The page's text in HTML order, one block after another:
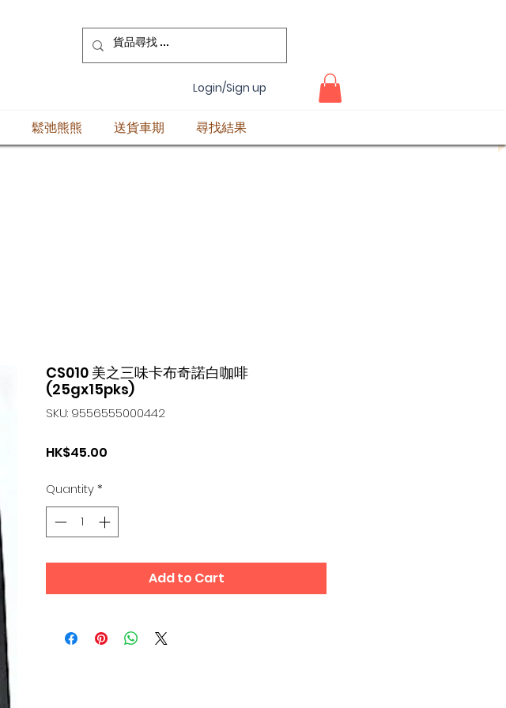
Login/Sign up
鬆弛熊熊 送貨車期 尋找結果
CS010 美之三味卡布奇諾白咖啡
(25gx15pks)
SKU: 9556555000442
HK$45.00
Quantity*
Add to Cart